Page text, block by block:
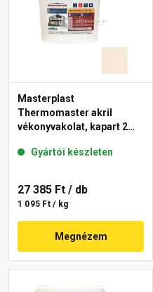
Masterplast
Thermomaster akril
vékonyvakolat, kapart 2
Gyártói készleten
27 385 Ft / db
1 095 Ft / kg
Megnézem